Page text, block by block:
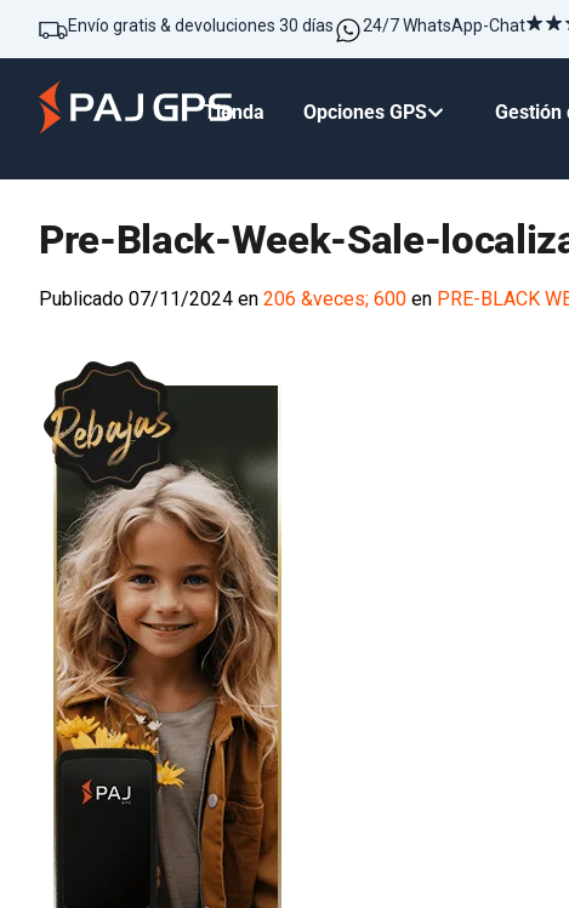
Envío gratis & devoluciones 30 días 24/7 WhatsApp-Chat
Tienda Opciones GPS Gestión
Pre-Black-Week-Sale-
Publicado 07/11/2024 en 206 &veces; 600 en PRE-BLACK